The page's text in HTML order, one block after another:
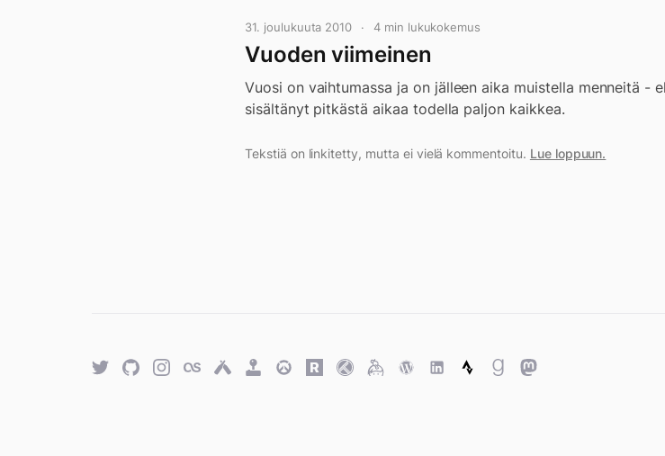
31. joulukuuta 2010 4 min lukukokemus
Vuoden viimeinen
Vuosi on vaihtumassa ja on jälleen aika muistella menneitä -
sisältänyt pitkästä aikaa todella paljon kaikkea.
Tekstiä on linkitetty, mutta ei vielä kommentoitu. Lue loppuun.
TwitterGitHubTwitterLast.fmUntappd
RetroOverwatch
Rawg.ioTraktKeybaseWordPress
WordPress
StravaGoodreads
Mastodon